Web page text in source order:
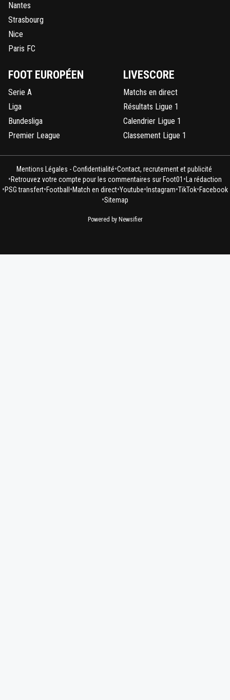
Nantes
Strasbourg
Nice
Paris FC
FOOT EUROPÉEN
Serie A
Liga
Bundesliga
Premier League
LIVESCORE
Matchs en direct
Résultats Ligue 1
Calendrier Ligue 1
Classement Ligue 1
Mentions Légales - Confidentialité•Contact, recrutement et publicité
•Retrouvez votre compte pour les commentaires sur Foot01 • La rédaction
•PSG transfert•Football •Match en direct•Youtube• Instagram•TikTok•Facebook
•Sitemap
Powered by Newsifier